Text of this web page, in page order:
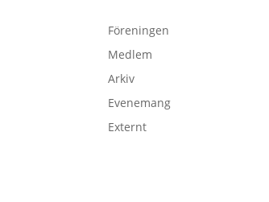
Föreningen
Medlem
Arkiv
Evenemang
Externt